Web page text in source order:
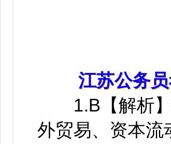
江苏公务
1.B【解析】
外贸易、资本流